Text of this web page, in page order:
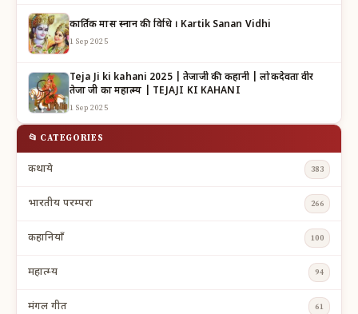
कार्तिक मास स्नान की विधि । Kartik Sanan Vidhi
1 Sep 2025
Teja Ji ki kahani 2025 | तेजाजी की कहानी | लोकदेवता वीर
तेजा जी का महात्म्य | TEJAJI KI KAHANI
1 Sep 2025
📂 CATEGORIES
कथाये 383
भारतीय परम्परा 266
कहानियाँ 100
महात्म्य 94
मंगल गीत 61